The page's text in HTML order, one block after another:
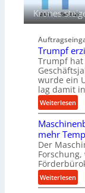
d
e
M
i
t
t
e
l
s
t
a
n
d
h
i
e
n
v
o
n
K
o
e
n
i
g
&
B
a
Krones
Trumpf
Trumpf hat
wurde ein
lag damit
Weiterlesen:
T
r
u
m
p
f
e
mehr
Der
Weiterlesen:
M